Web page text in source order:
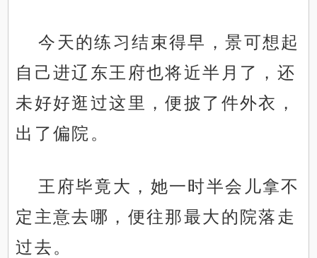
今天的练习结束得早，景可想起
自己进辽东王府也将近半月了，还
未好好逛过这里，便披了件外衣，
出了偏院。
王府毕竟大，她一时半会儿拿不
定主意去哪，便往那最大的院落走
过去。